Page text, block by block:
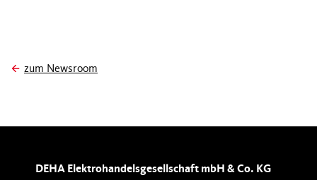
zum Newsroom
DEHA Elektrohandelsgesellschaft mbH & Co. KG